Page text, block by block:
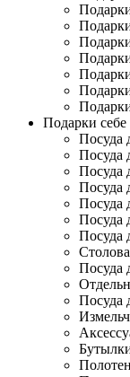
Подарки себе
Посуда
Посуда
Посуда
Посуда
Посуда
Посуда
Посуда
Посуда
Посуда